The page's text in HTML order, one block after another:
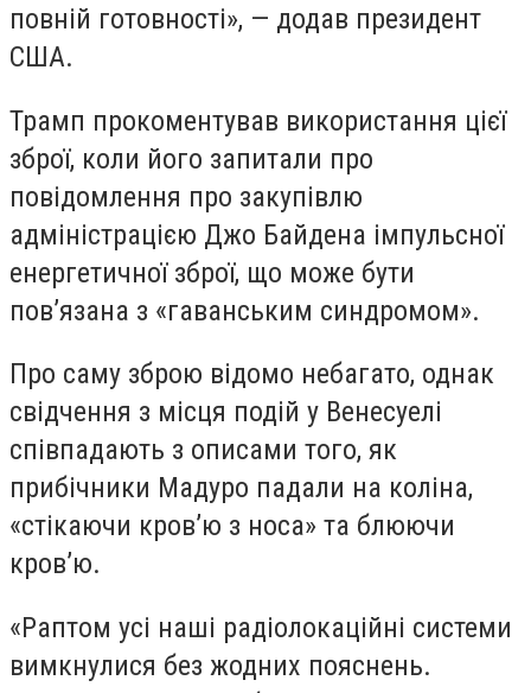
повній готовності», — додав президент
США.
Трамп прокоментував використання цієї
зброї, коли його запитали про
повідомлення про закупівлю
адміністрацією Джо Байдена імпульсної
енергетичної зброї, що може бути
пов’язана з «гаванським синдромом».
Про саму зброю відомо небагато, однак
свідчення з місця подій у Венесуелі
співпадають з описами того, як
прибічники Мадуро падали на коліна,
«стікаючи кров’ю з носа» та блюючи
кров’ю.
«Раптом усі наші радіолокаційні системи
вимкнулися без жодних пояснень.